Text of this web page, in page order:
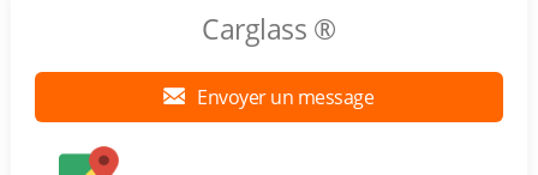
Carglass ®
Envoyer un message